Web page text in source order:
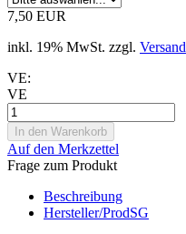
7,50 EUR
inkl. 19% MwSt. zzgl. Versand
VE:
VE
Auf den Merkzettel
Frage zum Produkt
Beschreibung
Hersteller/ProdSG